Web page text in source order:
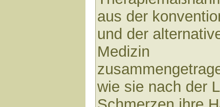
aus der
und der
Medizin
wie sie nach der